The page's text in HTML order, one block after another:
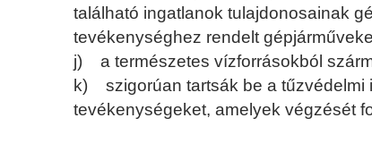
található ingatlanok tulajdonosainak
tevékenységhez rendelt
j) a természetes vízforrásokból
k) szigorúan tartsák be a tűzvédelmi
tevékenységeket, amelyek végzését